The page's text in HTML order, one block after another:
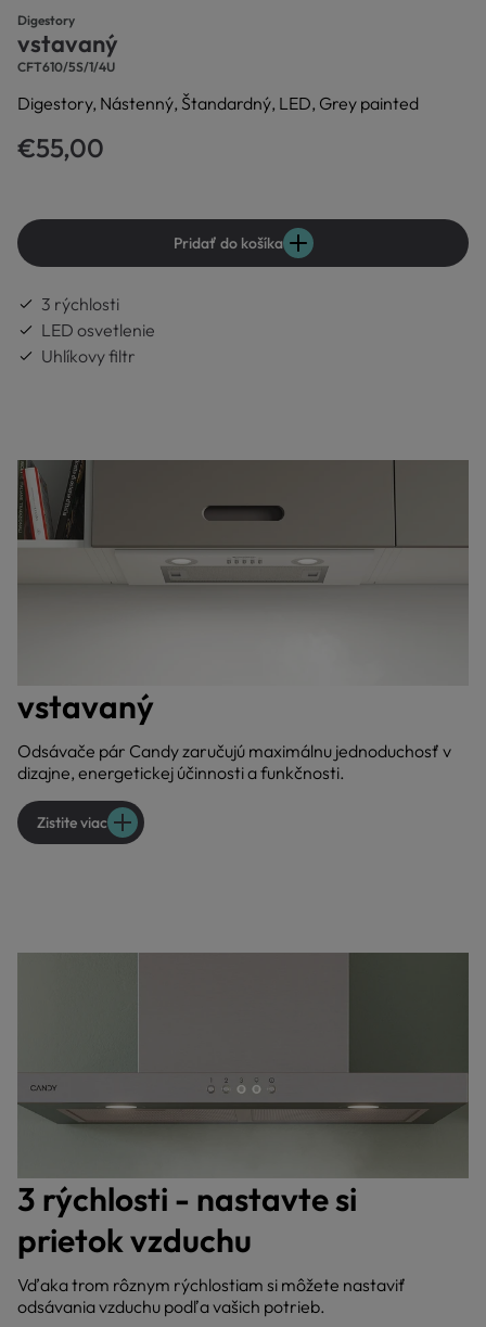
Digestory
vstavaný
CFT610/5S/1/4U
Digestory, Nástenný, Štandardný, LED, Grey painted
€55,00
Pridať do košíka
3 rýchlosti
LED osvetlenie
Uhlíkovy filtr
vstavaný
Odsávače pár Candy zaručujú maximálnu jednoduchosť v
dizajne, energetickej účinnosti a funkčnosti.
Zistite viac
3 rýchlosti - nastavte si
prietok vzduchu
Vďaka trom rôznym rýchlostiam si môžete nastaviť
odsávania vzduchu podľa vašich potrieb.